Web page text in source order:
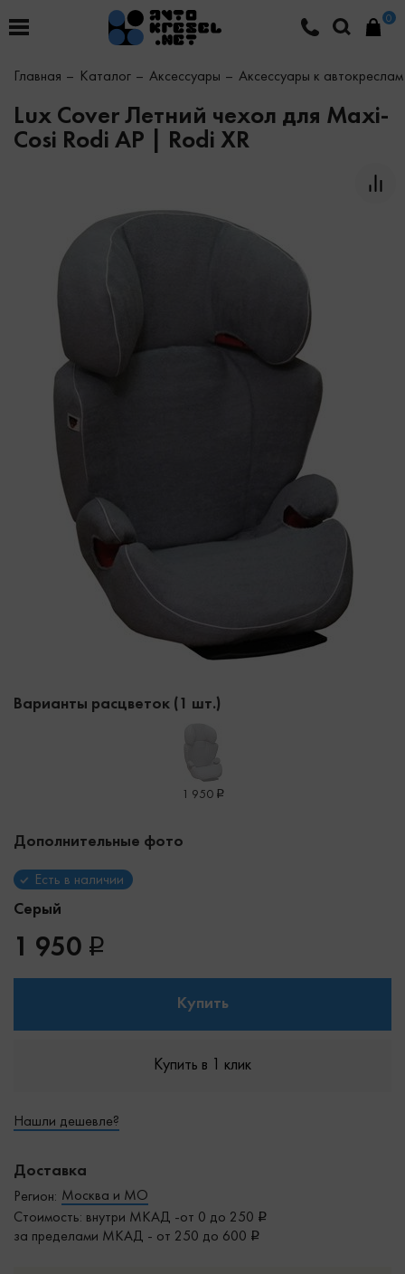
0
Главная Каталог Аксессуары Аксессуары к автокреслам
Lux Cover Летний чехол для Maxi-
Cosi Rodi AP | Rodi XR
Варианты расцветок (1 шт.)
1 950
Дополнительные фото
Серый
Есть в наличии
1 950
Купить
Купить в 1 клик
Нашли дешевле?
Доставка
Регион: Москва и МО
Стоимость: внутри МКАД -от 0 до 250
за пределами МКАД - от 250 до 600